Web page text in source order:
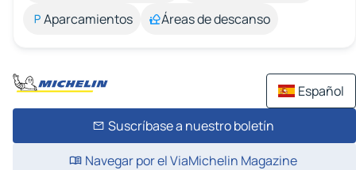
Aparcamientos
Áreas de descanso
Español
Suscríbase a nuestro boletín
Navegar por el ViaMichelin Magazine